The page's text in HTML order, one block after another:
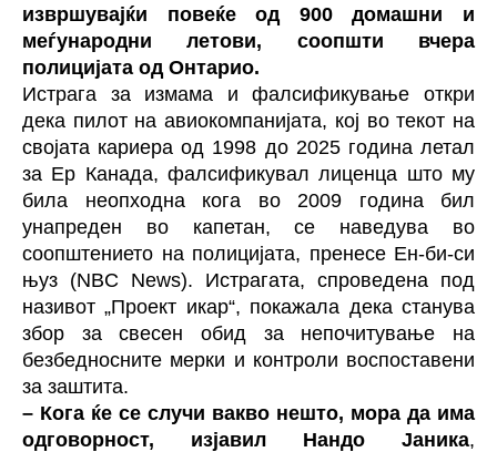
извршувајќи повеќе од 900 домашни и
меѓународни летови, соопшти вчера
полицијата од Онтарио.
Истрага за измама и фалсификување откри
дека пилот на авиокомпанијата, кој во текот на
својата кариера од 1998 до 2025 година летал
за Ер Канада, фалсификувал лиценца што му
била неопходна кога во 2009 година бил
унапреден во капетан, се наведува во
соопштението на полицијата, пренесе Ен-би-си
њуз (NBC News). Истрагата, спроведена под
називот „Проект икар“, покажала дека станува
збор за свесен обид за непочитување на
безбедносните мерки и контроли воспоставени
за заштита.
– Кога ќе се случи вакво нешто, мора да има
одговорност, изјавил Нандо Јаника,